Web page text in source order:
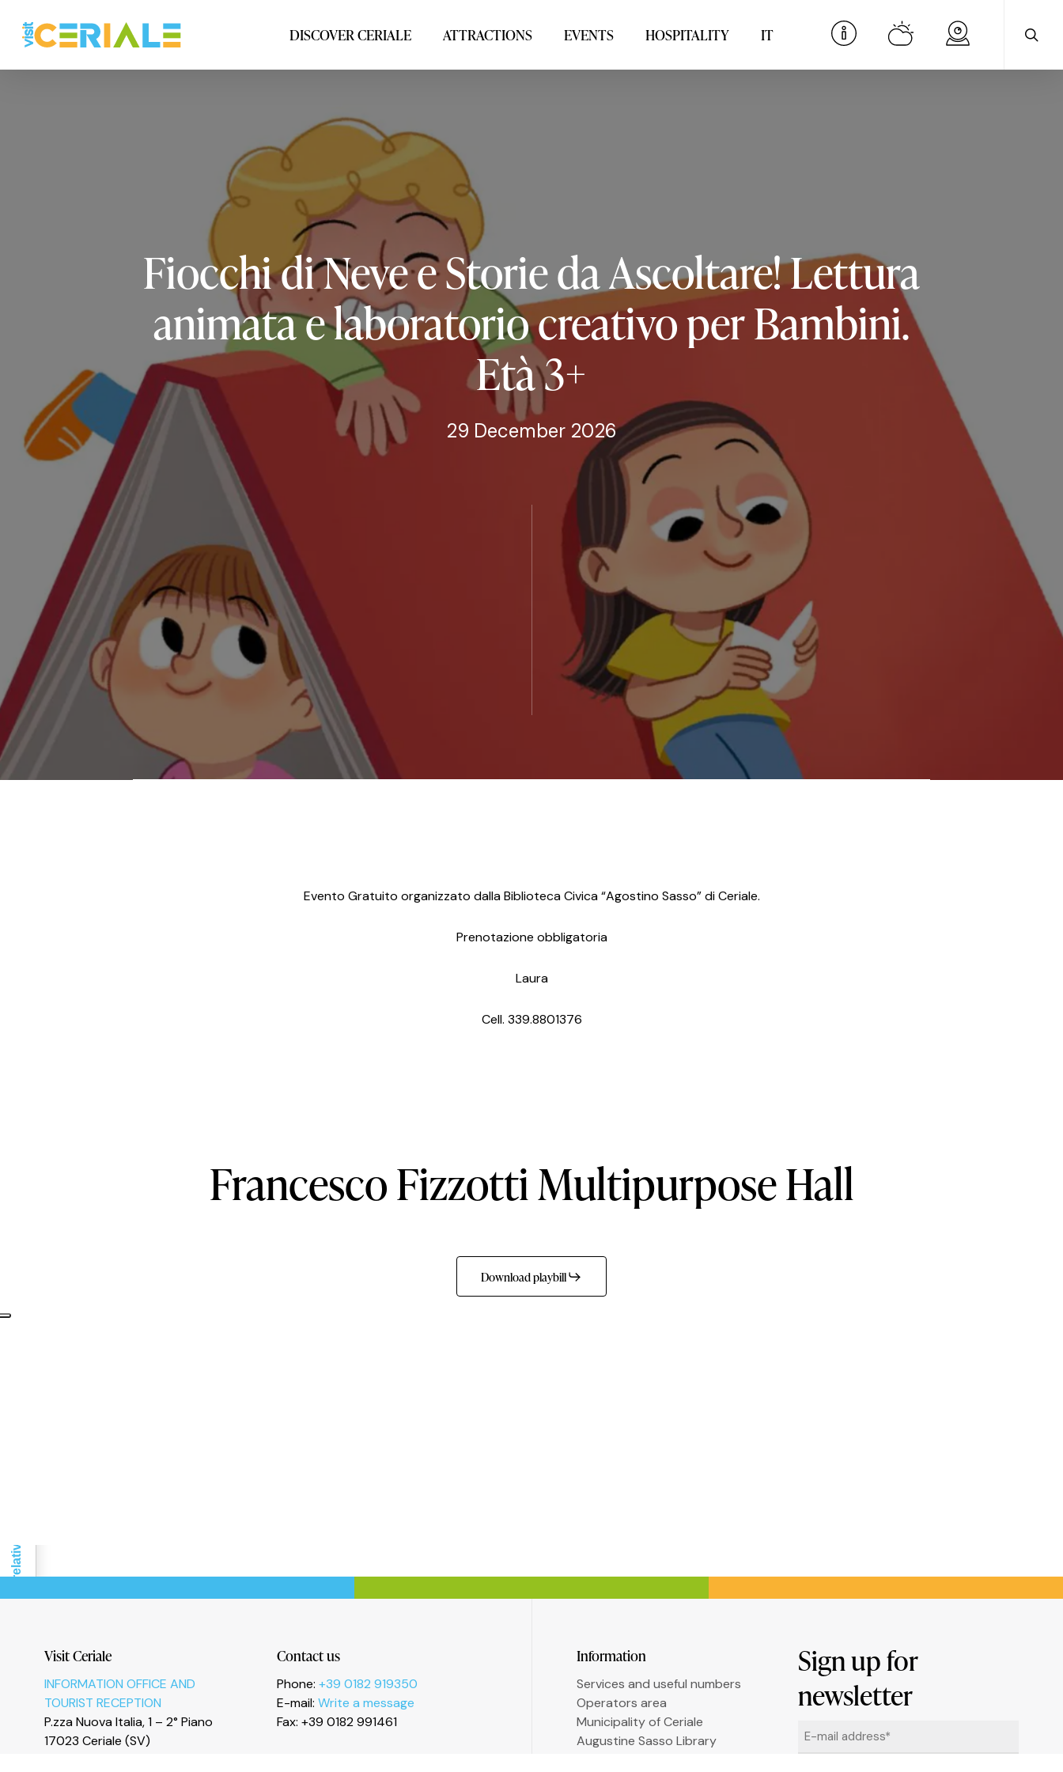
main
DISCOVER CERIALE ATTRACTIONS EVENTS HOSPITALITY IT
FiocchidiNeveeStoriedaAscoltare!Lettura
animataelaboratoriocreativoperBambini.
Età3+
29 December 2026
Evento Gratuito organizzato dalla Biblioteca Civica “Agostino Sasso” di Ceriale.
Prenotazione obbligatoria
Laura
Cell. 339.8801376
FrancescoFizzottiMultipurposeHall
Download playbill
Visit Ceriale
INFORMATION OFFICE AND
TOURIST RECEPTION
P.zza Nuova Italia, 1 – 2° Piano
17023 Ceriale (SV)
Contact us
Phone: +39 0182 919350
E-mail: Write a message
Fax: +39 0182 991461
Information
Services and useful numbers
Operators area
Municipality of Ceriale
Augustine Sasso Library
Sign up for
newsletter
Email
Le tue preferenze relative alla privacy